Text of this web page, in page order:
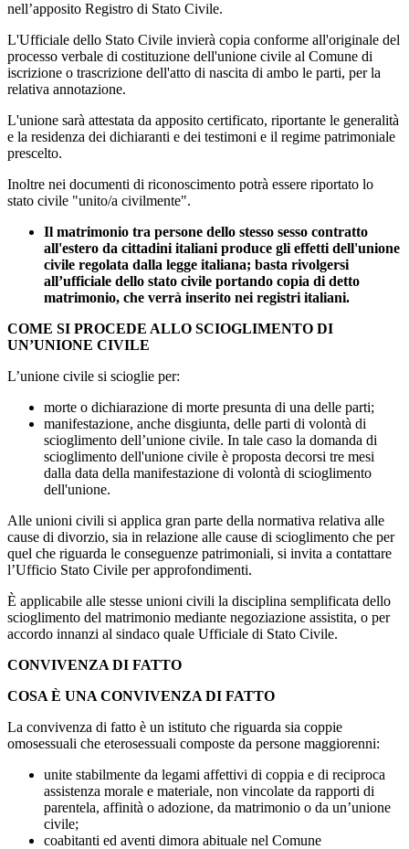
nell’apposito Registro di Stato Civile.
L'Ufficiale dello Stato Civile invierà copia conforme all'originale del
processo verbale di costituzione dell'unione civile al Comune di
iscrizione o trascrizione dell'atto di nascita di ambo le parti, per la
relativa annotazione.
L'unione sarà attestata da apposito certificato, riportante le generalità
e la residenza dei dichiaranti e dei testimoni e il regime patrimoniale
prescelto.
Inoltre nei documenti di riconoscimento potrà essere riportato lo
stato civile "unito/a civilmente".
Il matrimonio tra persone dello stesso sesso contratto
all'estero da cittadini italiani produce gli effetti dell'unione
civile regolata dalla legge italiana; basta rivolgersi
all’ufficiale dello stato civile portando copia di detto
matrimonio, che verrà inserito nei registri italiani.
COME SI PROCEDE ALLO SCIOGLIMENTO DI
UN’UNIONE CIVILE
L’unione civile si scioglie per:
morte o dichiarazione di morte presunta di una delle parti;
manifestazione, anche disgiunta, delle parti di volontà di
scioglimento dell’unione civile. In tale caso la domanda di
scioglimento dell'unione civile è proposta decorsi tre mesi
dalla data della manifestazione di volontà di scioglimento
dell'unione.
Alle unioni civili si applica gran parte della normativa relativa alle
cause di divorzio, sia in relazione alle cause di scioglimento che per
quel che riguarda le conseguenze patrimoniali, si invita a contattare
l’Ufficio Stato Civile per approfondimenti.
È applicabile alle stesse unioni civili la disciplina semplificata dello
scioglimento del matrimonio mediante negoziazione assistita, o per
accordo innanzi al sindaco quale Ufficiale di Stato Civile.
CONVIVENZA DI FATTO
COSA È UNA CONVIVENZA DI FATTO
La convivenza di fatto è un istituto che riguarda sia coppie
omosessuali che eterosessuali composte da persone maggiorenni:
unite stabilmente da legami affettivi di coppia e di reciproca
assistenza morale e materiale, non vincolate da rapporti di
parentela, affinità o adozione, da matrimonio o da un’unione
civile;
coabitanti ed aventi dimora abituale nel Comune